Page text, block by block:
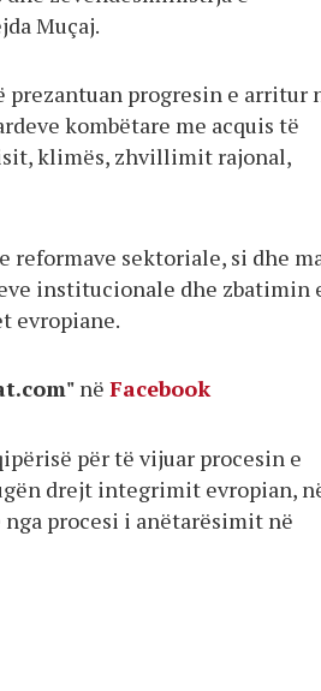
Muçaj.
progresin e arritur
kombëtare me acquis të
klimës, zhvillimit rajonal,
reformave sektoriale, si dhe
institucionale dhe zbatimin
evropiane.
në Facebook
për të vijuar procesin e
drejt integrimit evropian,
procesi i anëtarësimit në